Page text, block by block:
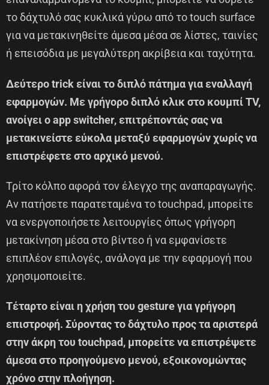
το δάχτυλό σας κυκλικά γύρω από το touch surface
για να μετακινηθείτε άμεσα μέσα σε λίστες, ταινίες
ή επεισόδια με μεγαλύτερη ακρίβεια και ταχύτητα.
Δεύτερο trick είναι το διπλό πάτημα για εναλλαγή
εφαρμογών. Με γρήγορο διπλό κλικ στο κουμπί TV,
ανοίγει ο app switcher, επιτρέποντάς σας να
μετακινείστε εύκολα μεταξύ εφαρμογών χωρίς να
επιστρέφετε στο αρχικό μενού.
Τρίτο κόλπο αφορά τον έλεγχο της αναπαραγωγής.
Αν πατήσετε παρατεταμένα το touchpad, μπορείτε
να ενεργοποιήσετε λειτουργίες όπως γρήγορη
μετακίνηση μέσα στο βίντεο ή να εμφανίσετε
επιπλέον επιλογές, ανάλογα με την εφαρμογή που
χρησιμοποιείτε.
Τέταρτο είναι η χρήση του gesture για γρήγορη
επιστροφή. Σύροντας το δάχτυλο προς τα αριστερά
στην άκρη του touchpad, μπορείτε να επιστρέψετε
άμεσα στο προηγούμενο μενού, εξοικονομώντας
χρόνο στην πλοήγηση.